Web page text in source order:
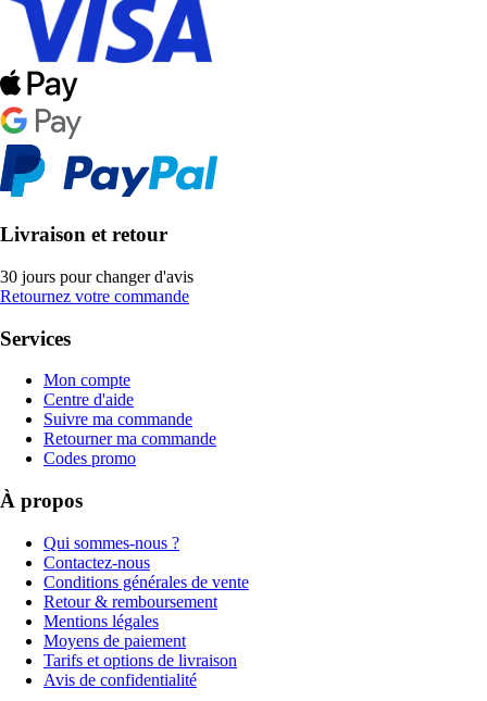
Livraison et retour
30 jours pour changer d'avis
Retournez votre commande
Services
Mon compte
Centre d'aide
Suivre ma commande
Retourner ma commande
Codes promo
À propos
Qui sommes-nous ?
Contactez-nous
Conditions générales de vente
Retour & remboursement
Mentions légales
Moyens de paiement
Tarifs et options de livraison
Avis de confidentialité